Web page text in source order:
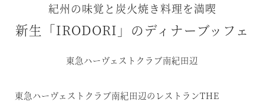
紀州の味覚と炭火焼き料理を満喫
新生「IRODORI」のディナーブッフェ
東急ハーヴェストクラブ南紀田辺
東急ハーヴェストクラブ南紀田辺のレストランTHE